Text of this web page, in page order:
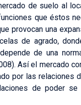
de suelo al
que éstos
provocan una
de agrado,
de una
Así el mercado
por las relaciones
de poder se